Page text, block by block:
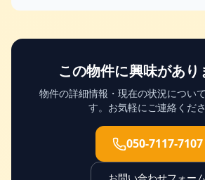
この物件に興味があり
物件の詳細情報・現在の状況につい
す。お気軽にご連絡くださ
050-7117-7107